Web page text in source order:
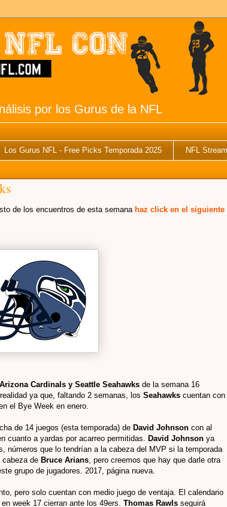
por los Gurus de la NFL
Los Gurus NFL - Free Picks Temporada 2025 NFL
de los encuentros de esta semana haz click en el siguiente
Arizona Cardinals y Seattle Seahawks de la semana 16
ya que, faltando 2 semanas, los Seahawks cuentan con
el Bye Week en enero.
de 14 juegos (esta temporada) de David Johnson con al
cuanto a yardas por acarreo permitidas. David Johnson ya
números que lo tendrían a la cabeza del MVP si la temporada
cabeza de Bruce Arians , pero creemos que hay que darle otra
grupo de jugadores. 2017, página nueva.
pero solo cuentan con medio juego de ventaja. El calendario
week 17 cierran ante los 49ers. Thomas Rawls seguirá